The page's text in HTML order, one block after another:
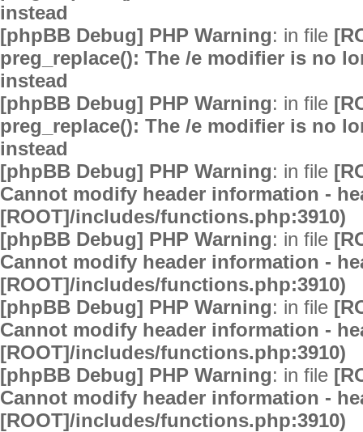
instead
[phpBB Debug] PHP Warning: in file
preg_replace(): The /e modifier is no
instead
[phpBB Debug] PHP Warning: in file
preg_replace(): The /e modifier is no
instead
[phpBB Debug] PHP Warning: in file
Cannot modify header information -
[ROOT]/includes/functions.php:3910)
[phpBB Debug] PHP Warning: in file
Cannot modify header information -
[ROOT]/includes/functions.php:3910)
[phpBB Debug] PHP Warning: in file
Cannot modify header information -
[ROOT]/includes/functions.php:3910)
[phpBB Debug] PHP Warning: in file
Cannot modify header information -
[ROOT]/includes/functions.php:3910)